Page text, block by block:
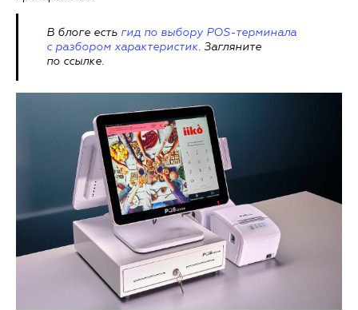
В блоге есть гид по выбору POS-терминала
с разбором характеристик. Загляните
по ссылке.